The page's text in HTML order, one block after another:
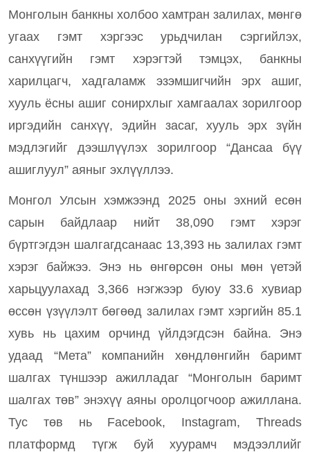
Монголын банкны холбоо хамтран залилах, мөнгө
угаах гэмт хэргээс урьдчилан сэргийлэх,
санхүүгийн гэмт хэрэгтэй тэмцэх, банкны
харилцагч, хадгаламж эзэмшигчийн эрх ашиг,
хууль ёсны ашиг сонирхлыг хамгаалах зорилгоор
иргэдийн санхүү, эдийн засаг, хууль эрх зүйн
мэдлэгийг дээшлүүлэх зорилгоор “Дансаа бүү
ашиглуул” аяныг эхлүүллээ.
Монгол Улсын хэмжээнд 2025 оны эхний есөн
сарын байдлаар нийт 38,090 гэмт хэрэг
бүртгэгдэн шалгагдсанаас 13,393 нь залилах гэмт
хэрэг байжээ. Энэ нь өнгөрсөн оны мөн үетэй
харьцуулахад 3,366 нэгжээр буюу 33.6 хувиар
өссөн үзүүлэлт бөгөөд залилах гэмт хэргийн 85.1
хувь нь цахим орчинд үйлдэгдсэн байна. Энэ
удаад “Мета” компанийн хөндлөнгийн баримт
шалгах түншээр ажилладаг “Монголын баримт
шалгах төв” энэхүү аяны оролцогчоор ажиллана.
Тус төв нь Facebook, Instagram, Threads
платформд түгж буй хуурамч мэдээллийг